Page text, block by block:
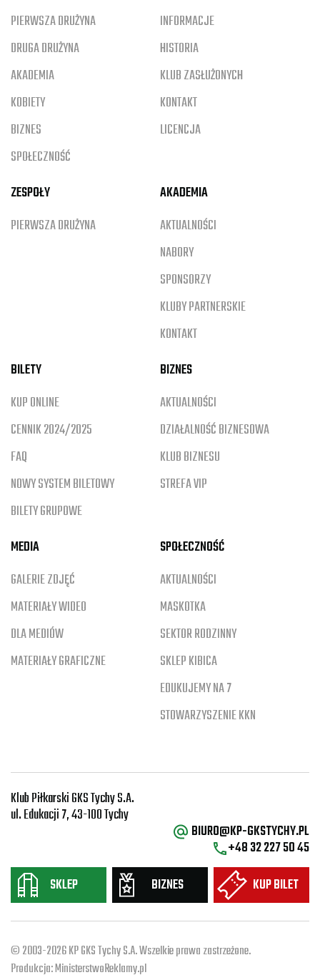
PIERWSZA DRUŻYNA
DRUGA DRUŻYNA
AKADEMIA
KOBIETY
BIZNES
SPOŁECZNOŚĆ
INFORMACJE
HISTORIA
KLUB ZASŁUŻONYCH
KONTAKT
LICENCJA
ZESPOŁY
PIERWSZA DRUŻYNA
AKADEMIA
AKTUALNOŚCI
NABORY
SPONSORZY
KLUBY PARTNERSKIE
KONTAKT
BILETY
KUP ONLINE
CENNIK 2024/2025
FAQ
NOWY SYSTEM BILETOWY
BILETY GRUPOWE
BIZNES
AKTUALNOŚCI
DZIAŁALNOŚĆ BIZNESOWA
KLUB BIZNESU
STREFA VIP
MEDIA
GALERIE ZDJĘĆ
MATERIAŁY WIDEO
DLA MEDIÓW
MATERIAŁY GRAFICZNE
SPOŁECZNOŚĆ
AKTUALNOŚCI
MASKOTKA
SEKTOR RODZINNY
SKLEP KIBICA
EDUKUJEMY NA 7
STOWARZYSZENIE KKN
Klub Piłkarski GKS Tychy S.A.
ul. Edukacji 7, 43-100 Tychy
SKLEP BIZNES KUP BILET
BIURO@KP-GKSTYCHY.PL
+48 32 227 50 45
© 2003-2026 KP GKS Tychy S.A. Wszelkie prawa zastrzeżone.
Produkcja:MinisterstwoReklamy.pl